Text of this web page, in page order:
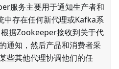
服务主要用于通知生产者和
中存在任何新代理或Kafka系
据Zookeeper接收到关于代
通知，然后产品和消费者采
些其他代理协调他们的任